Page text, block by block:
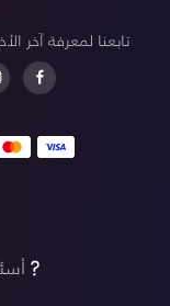
تابعنا لمعرفة آخر